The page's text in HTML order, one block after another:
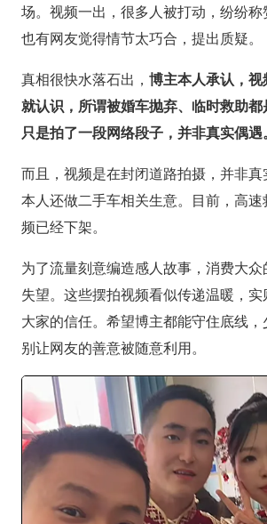
场。视频一出，很多人被打动，纷纷称
也有网友觉得情节太巧合，提出质疑。
真相很快水落石出， 博主本人承认，
就认识，所谓被婚车抛弃、临时救助都
只是拍了一段网络段子，并非真实偶遇。
而且，视频是在封闭道路拍摄，并非
本人还做二手车相关生意。目前，高
频已经下架。
为了流量刻意编造感人故事，消费大
失望。这些摆拍视频看似传递温暖，
大家的信任。希望博主都能守住底线，
别让网友的善意被随意利用。